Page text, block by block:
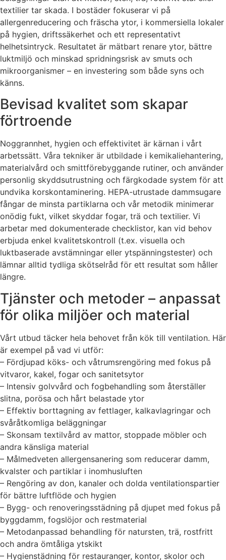
textilier tar skada. I bostäder fokuserar vi på
allergenreducering och fräscha ytor, i kommersiella lokaler
på hygien, driftssäkerhet och ett representativt
helhetsintryck. Resultatet är mätbart renare ytor, bättre
luktmiljö och minskad spridningsrisk av smuts och
mikroorganismer – en investering som både syns och
känns.
Bevisad kvalitet som skapar
förtroende
Noggrannhet, hygien och effektivitet är kärnan i vårt
arbetssätt. Våra tekniker är utbildade i kemikaliehantering,
materialvård och smittförebyggande rutiner, och använder
personlig skyddsutrustning och färgkodade system för att
undvika korskontaminering. HEPA-utrustade dammsugare
fångar de minsta partiklarna och vår metodik minimerar
onödig fukt, vilket skyddar fogar, trä och textilier. Vi
arbetar med dokumenterade checklistor, kan vid behov
erbjuda enkel kvalitetskontroll (t.ex. visuella och
luktbaserade avstämningar eller ytspänningstester) och
lämnar alltid tydliga skötselråd för ett resultat som håller
längre.
Tjänster och metoder – anpassat
för olika miljöer och material
Vårt utbud täcker hela behovet från kök till ventilation. Här
är exempel på vad vi utför:
– Fördjupad köks- och våtrumsrengöring med fokus på
vitvaror, kakel, fogar och sanitetsytor
– Intensiv golvvård och fogbehandling som återställer
slitna, porösa och hårt belastade ytor
– Effektiv borttagning av fettlager, kalkavlagringar och
svåråtkomliga beläggningar
– Skonsam textilvård av mattor, stoppade möbler och
andra känsliga material
– Målmedveten allergensanering som reducerar damm,
kvalster och partiklar i inomhusluften
– Rengöring av don, kanaler och dolda ventilationspartier
för bättre luftflöde och hygien
– Bygg- och renoveringsstädning på djupet med fokus på
byggdamm, fogslöjor och restmaterial
– Metodanpassad behandling för natursten, trä, rostfritt
och andra ömtåliga ytskikt
– Hygienstädning för restauranger, kontor, skolor och